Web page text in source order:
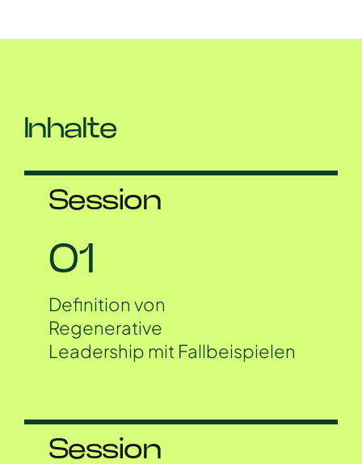
Inhalte
Session
01
Definition von
Regenerative
Leadership mit Fallbeispielen
Session